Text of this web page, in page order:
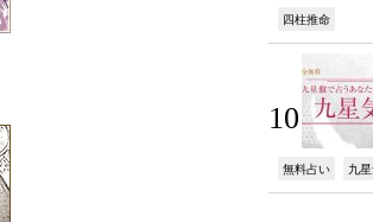
四柱推命
無料占い 九